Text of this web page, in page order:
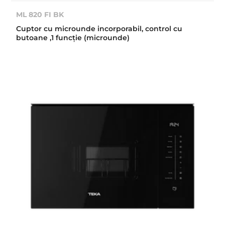
ML 820 FI BK
Cuptor cu microunde incorporabil, control cu
butoane ,1 funcție (microunde)